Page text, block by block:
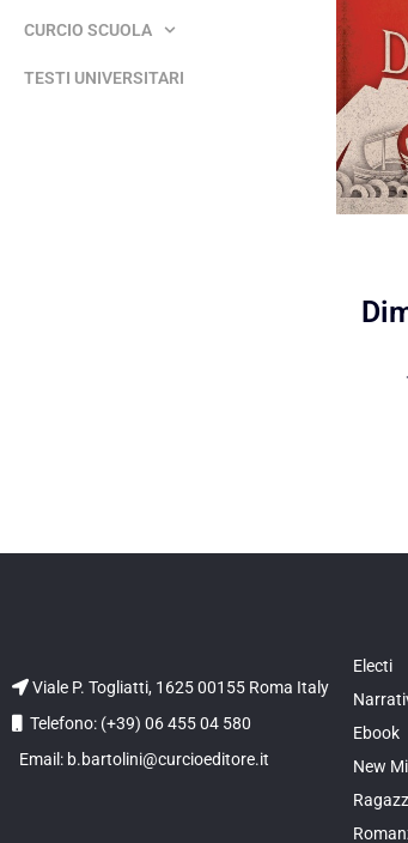
CURCIO SCUOLA
TESTI UNIVERSITARI
Viale P. Togliatti, 1625 00155 Roma Italy
Telefono: (+39) 06 455 04 580
Email: b.bartolini@curcioeditore.it
Electi
Ebook
New